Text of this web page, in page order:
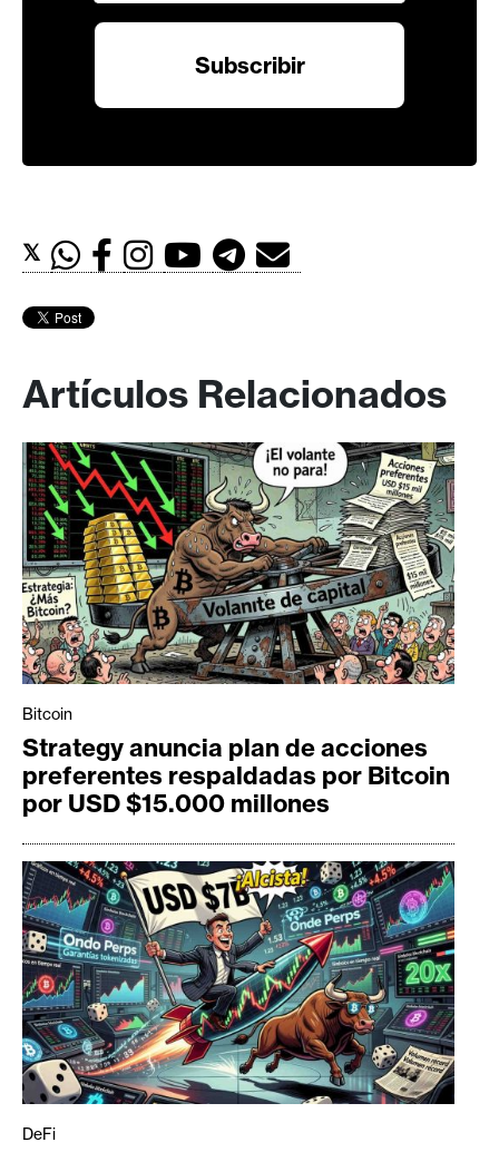
𝕏
Artículos Relacionados
Bitcoin
Strategy anuncia plan de acciones
preferentes respaldadas por Bitcoin
por USD $15.000 millones
DeFi